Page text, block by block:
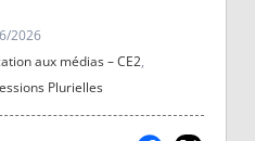
!
2026
aux médias – CE2,
Plurielles